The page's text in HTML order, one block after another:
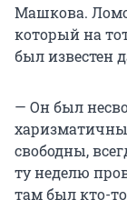
Машкова.
который на
был известен
— Он был
свободны,
ту неделю
там был кто-